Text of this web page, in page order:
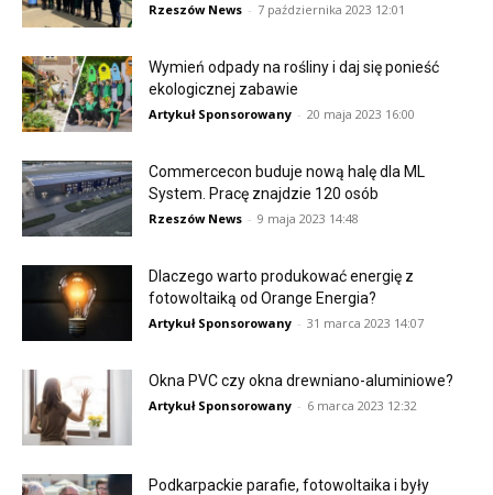
Rzeszów News - 7 października 2023 12:01
Wymień odpady na rośliny i daj się ponieść
ekologicznej zabawie
Artykuł Sponsorowany - 20 maja 2023 16:00
Commercecon buduje nową halę dla ML
System. Pracę znajdzie 120 osób
Rzeszów News - 9 maja 2023 14:48
Dlaczego warto produkować energię z
fotowoltaiką od Orange Energia?
Artykuł Sponsorowany - 31 marca 2023 14:07
Okna PVC czy okna drewniano-aluminiowe?
Artykuł Sponsorowany - 6 marca 2023 12:32
Podkarpackie parafie, fotowoltaika i były